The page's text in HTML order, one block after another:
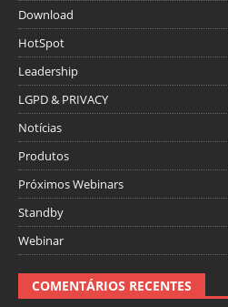
Download
HotSpot
Leadership
LGPD & PRIVACY
Notícias
Produtos
Próximos Webinars
Standby
Webinar
COMENTÁRIOS RECENTES